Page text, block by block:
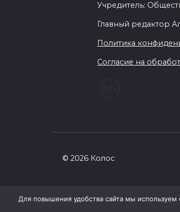
Учредитель:
Главный редактор
Политика
Согласие на
© 2026 Колос
Для повышения удобства сайта мы используем